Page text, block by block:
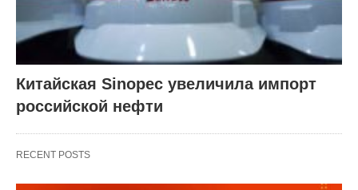
Китайская Sinopec увеличила импорт
российской нефти
RECENT POSTS